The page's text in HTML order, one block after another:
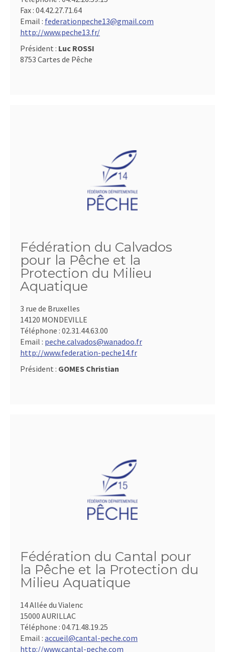
Fax : 04.42.27.71.64
Email : federationpeche13@gmail.com
http://www.peche13.fr/
Président : Luc ROSSI
8753 Cartes de Pêche
Fédération du Calvados
pour la Pêche et la
Protection du Milieu
Aquatique
3 rue de Bruxelles
14120 MONDEVILLE
Téléphone : 02.31.44.63.00
Email : peche.calvados@wanadoo.fr
http://www.federation-peche14.fr
Président : GOMES Christian
Fédération du Cantal pour
la Pêche et la Protection du
Milieu Aquatique
14 Allée du Vialenc
15000 AURILLAC
Téléphone : 04.71.48.19.25
Email : accueil@cantal-peche.com
http://www.cantal-peche.com